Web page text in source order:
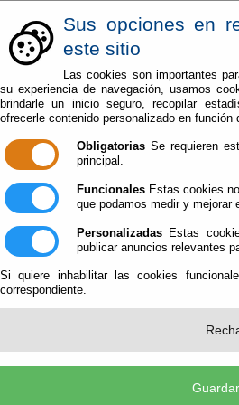
Sus opciones en
este sitio
Las cookies son importantes
su experiencia de navegación, usamos
brindarle un inicio seguro, recopilar
ofrecerle contenido personalizado en función
Obligatorias Se requieren
principal.
Funcionales Estas cookies
que podamos medir y mejorar
Personalizadas Estas
publicar anuncios relevantes
Si quiere inhabilitar las cookies
correspondiente.
Ayuntamiento
y control de vectores de Alboloduy
y control de
y control de
conocer el plan y las
de Alboloduy (Cif: P-0400500E- )- Plaza del